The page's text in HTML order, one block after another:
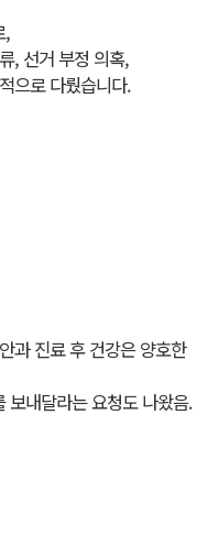
,
, 선거 부정 의혹,
으로 다뤘습니다.
과 진료 후 건강은 양호한
보내달라는 요청도 나왔음.